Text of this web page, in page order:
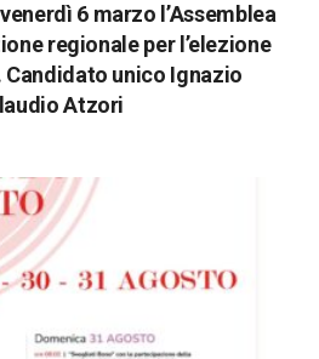
6 marzo l’Assemblea
regionale per l’elezione
unico Ignazio
Atzori